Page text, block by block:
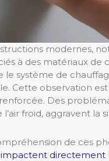
modernes,
à des matériaux
le système de
Cette observation
Des
froid, aggravent la
de ces
directement